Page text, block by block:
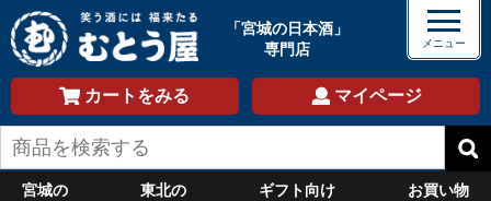
「宮城の日本酒」
専門店
カートをみる マイページ
宮城の
東北の
ギフト向け
お買い物